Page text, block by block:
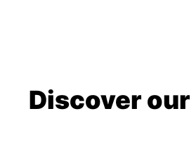
Discover